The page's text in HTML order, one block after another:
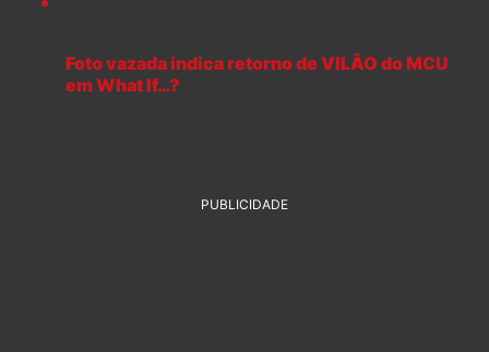
Foto vazada indica retorno de VILÃO do MCU
em What If…?
PUBLICIDADE